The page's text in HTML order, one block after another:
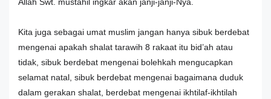
Kita juga sebagai umat muslim jangan hanya sibuk berdebat
mengenai apakah shalat tarawih 8 rakaat itu bid’ah atau
tidak, sibuk berdebat mengenai bolehkah mengucapkan
selamat natal, sibuk berdebat mengenai bagaimana duduk
dalam gerakan shalat, berdebat mengenai ikhtilaf-ikhtilah